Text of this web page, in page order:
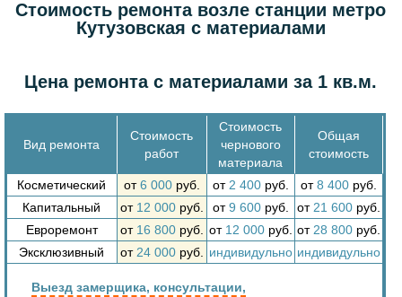
Стоимость ремонта возле станции метро
Кутузовская с материалами
Цена ремонта с материалами за 1 кв.м.
Вид ремонта
Стоимость
работ
Стоимость
чернового
материала
Общая
стоимость
Косметический от6 000руб. от 2 400руб. от8 400руб.
Капитальный
от 12 000руб. от9 600руб. от 21 600руб.
Евроремонт
от 16 800руб. от 12 000руб. от 28 800руб.
Эксклюзивный
от 24 000руб. индивидульно индивидульно
Выезд замерщика, консультации,